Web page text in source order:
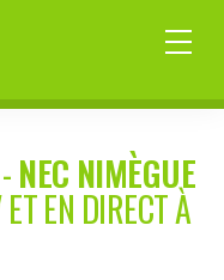
-NEC NIMÈGUE
EN DIRECT À